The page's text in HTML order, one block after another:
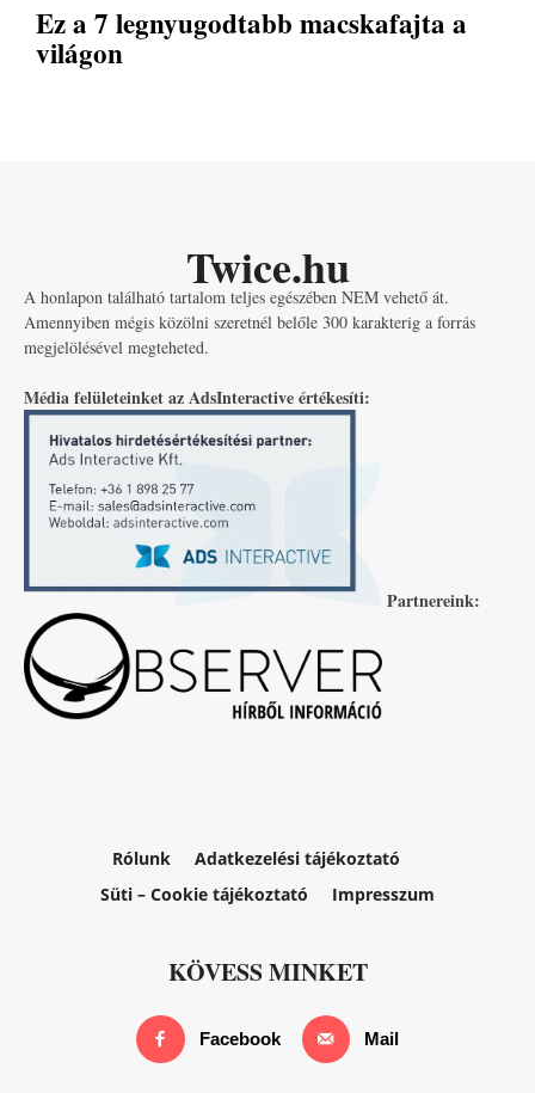
Ez a 7 legnyugodtabb macskafajta a
világon
Twice.hu
A honlapon található tartalom teljes egészében NEM vehető át.
Amennyiben mégis közölni szeretnél belőle 300 karakterig a forrás
megjelölésével megteheted.
Média felületeinket az AdsInteractive értékesíti:
Partnereink:
Rólunk
Adatkezelési tájékoztató
Süti – Cookie tájékoztató
Impresszum
KÖVESS MINKET
Facebook Mail